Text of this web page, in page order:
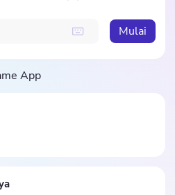
Mulai